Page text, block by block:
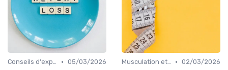
Conseils d'experts • 05/03/2026
Musculation et tonification • 02/03/2026